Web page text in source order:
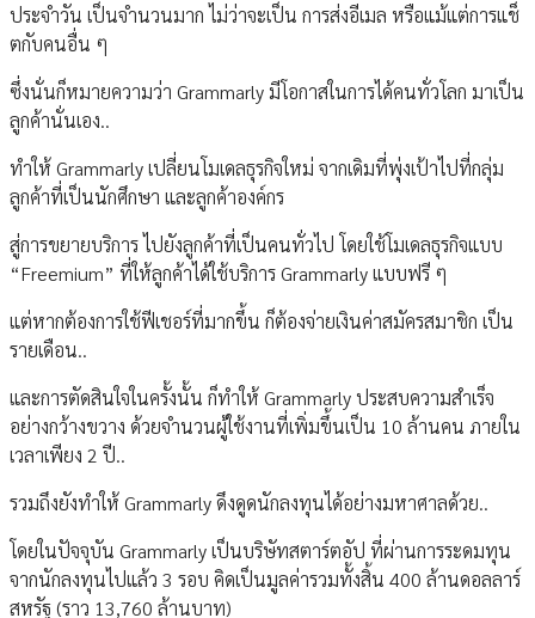
ประจำวัน เป็นจำนวนมาก ไม่ว่าจะเป็น การส่งอีเมล หรือแม้แต่การแช็
ตกับคนอื่น ๆ
ซึ่งนั่นก็หมายความว่า Grammarly มีโอกาสในการได้คนทั่วโลก มาเป็น
ลูกค้านั่นเอง..
ทำให้ Grammarly เปลี่ยนโมเดลธุรกิจใหม่ จากเดิมที่พุ่งเป้าไปที่กลุ่ม
ลูกค้าที่เป็นนักศึกษา และลูกค้าองค์กร
สู่การขยายบริการ ไปยังลูกค้าที่เป็นคนทั่วไป โดยใช้โมเดลธุรกิจแบบ
“Freemium” ที่ให้ลูกค้าได้ใช้บริการ Grammarly แบบฟรี ๆ
แต่หากต้องการใช้ฟีเชอร์ที่มากขึ้น ก็ต้องจ่ายเงินค่าสมัครสมาชิก เป็น
รายเดือน..
และการตัดสินใจในครั้งนั้น ก็ทำให้ Grammarly ประสบความสำเร็จ
อย่างกว้างขวาง ด้วยจำนวนผู้ใช้งานที่เพิ่มขึ้นเป็น 10 ล้านคน ภายใน
เวลาเพียง 2 ปี..
รวมถึงยังทำให้ Grammarly ดึงดูดนักลงทุนได้อย่างมหาศาลด้วย..
โดยในปัจจุบัน Grammarly เป็นบริษัทสตาร์ตอัป ที่ผ่านการระดมทุน
จากนักลงทุนไปแล้ว 3 รอบ คิดเป็นมูลค่ารวมทั้งสิ้น 400 ล้านดอลลาร์
สหรัฐ (ราว 13,760 ล้านบาท)